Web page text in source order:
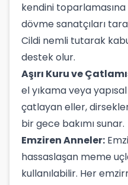
kendini toparlamasına
dövme sanatçıları
Cildi nemli tutarak
destek olur.
Aşırı Kuru ve
el yıkama veya
çatlayan eller,
bir gece bakımı sunar.
Emziren Anneler:
hassaslaşan meme
kullanılabilir. Her